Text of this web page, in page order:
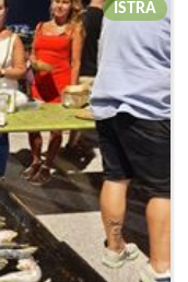
ISTRA